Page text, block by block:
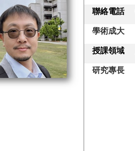
聯絡電話
學術成大
授課領域
研究專長